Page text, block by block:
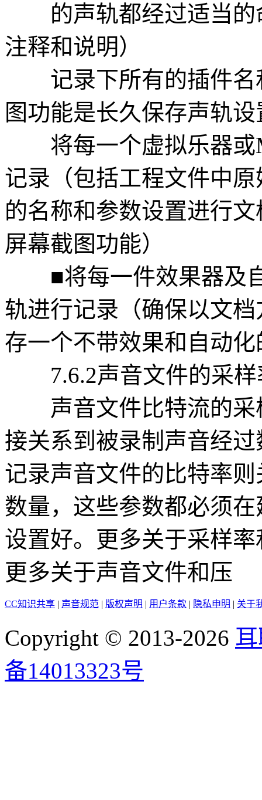
的声轨都经过适当的
注释和说明）
记录下所有的插件名
图功能是长久保存声轨
将每一个虚拟乐器或
记录（包括工程文件中
的名称和参数设置进行
屏幕截图功能）
■将每一件效果器及自
轨进行记录（确保以文
存一个不带效果和自动
7.6.2声音文件的采样
声音文件比特流的采
接关系到被录制声音经
记录声音文件的比特率
数量，这些参数都必须
设置好。更多关于采样
更多关于声音文件和压
CC知识共享 | 声音规范 | 版权声明 | 用户条款 | 隐私申明 | 关于
Copyright © 2013-2026
备14013323号